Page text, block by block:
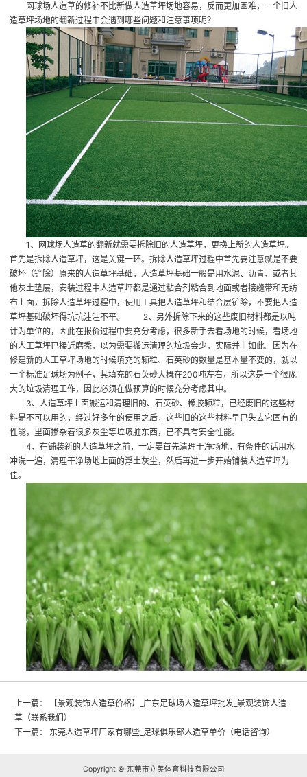
网球场人造草的修补不比新做人造草坪场地容易，反而更加困难，一个旧人
造草坪场地的翻新过程中会遇到哪些问题和注意事项呢？
1、网球场人造草的翻新就需要拆除旧的人造草坪，更换上新的人造草坪。
首先是拆除人造草坪，这是关键一环。拆除人造草坪过程中首先要注意就是不要
破坏（铲除）原来的人造草坪基础，人造草坪基础一般是用水泥、沥青、或者其
他灰土垫层，安装过程中人造草坪都是通过粘合剂粘合到地面或者接缝带和无纺
布上面，拆除人造草坪过程中，使用工具把人造草坪和结合层铲除，不要把人造
草坪基础破坏得坑坑洼洼不平。 2、另外拆除下来的这些废旧材料都是以吨
计为单位的，因此在报价过程中要充分考虑，很多新手去看场地的时候，看场地
的人工草坪已接近磨秃，以为需要搬运清理的垃圾会少，实际并非如此。因为在
修建新的人工草坪场地的时候填充的颗粒、石英砂的数量是基本量不变的，就以
一个标准足球场为例子，其填充的石英砂大概在200吨左右，所以这是一个很庞
大的垃圾清理工作，因此必须在做预算的时候充分考虑其中。
3、人造草坪上面搬运和清理旧的、石英砂、橡胶颗粒，已经废旧的这些材
料是不可以用的，经过好多年的使用之后，这些旧的这些材料早已失去它固有的
性能，里面掺杂着很多灰尘等垃圾脏东西，已不具有安全性能。
4、在铺装新的人造草坪之前，一定要首先清理干净场地，有条件的话用水
冲洗一遍，清理干净场地上面的浮土灰尘，然后再进一步开始铺装人造草坪为
佳。
上一篇：
【景观装饰人造草价格】_广东足球场人造草坪批发_景观装饰人造
草（联系我们）
下一篇：
东莞人造草坪厂家有哪些_足球俱乐部人造草单价（电话咨询）
Copyright © 东莞市立美体育科技有限公司